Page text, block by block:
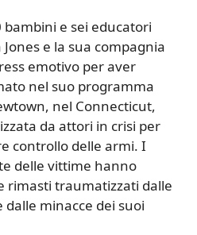
e sei educatori
e la sua compagnia
emotivo per aver
nel suo programma
nel Connecticut,
da attori in crisi per
controllo delle armi. I
delle vittime hanno
rimasti traumatizzati dalle
dalle minacce dei suoi